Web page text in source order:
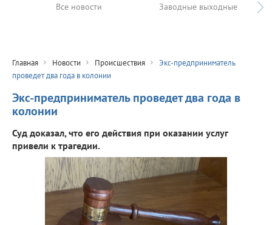
Все новости Заводные выходные
Главная Новости Происшествия
Экс-предприниматель
проведет два года в колонии
Экс-предприниматель проведет два года в
колонии
Суд доказал, что его действия при оказании услуг
привели к трагедии.